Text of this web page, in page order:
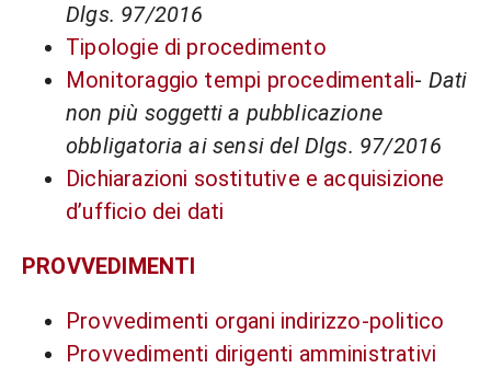
Dlgs. 97/2016
Tipologie di procedimento
Monitoraggio tempi procedimentali- Dati
non più soggetti a pubblicazione
obbligatoria ai sensi del Dlgs. 97/2016
Dichiarazioni sostitutive e acquisizione
d’ufficio dei dati
PROVVEDIMENTI
Provvedimenti organi indirizzo-politico
Provvedimenti dirigenti amministrativi